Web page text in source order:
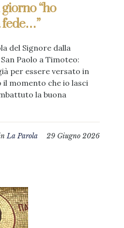
“ho
fede…”
del Signore dalla
Paolo a Timoteo:
per essere versato in
momento che io lasci
la buona
29 Giugno 2026
La Parola